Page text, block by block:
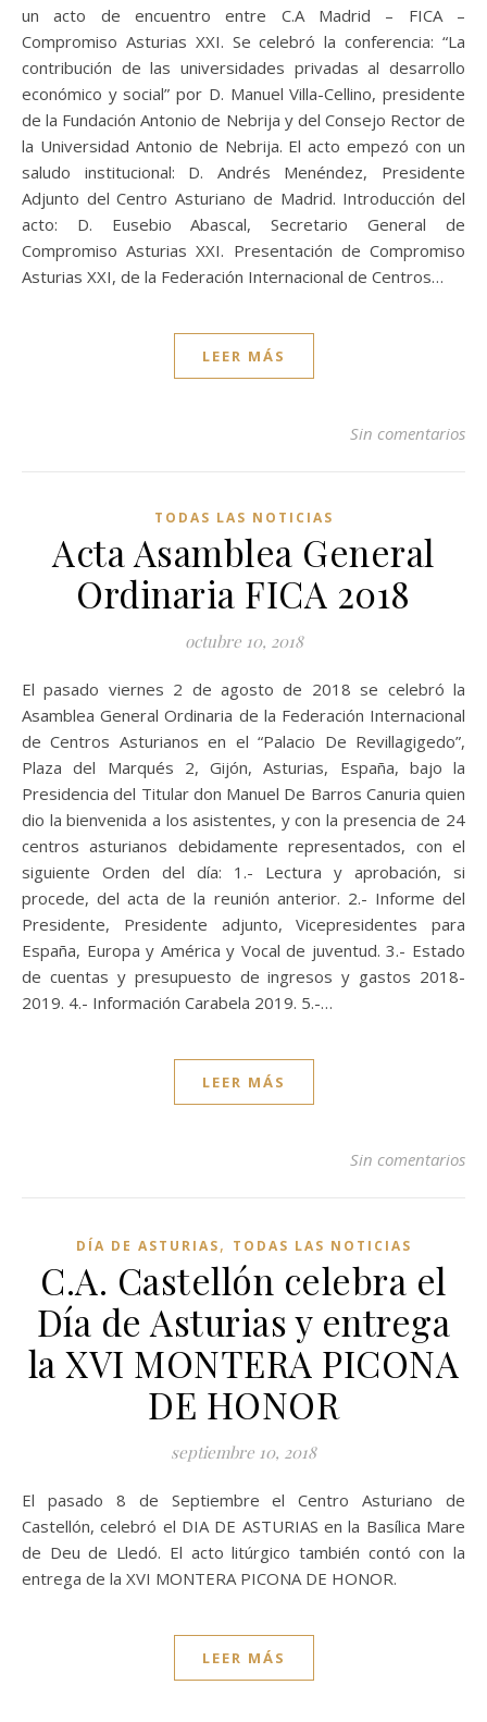
un acto de encuentro entre C.A Madrid – FICA –
Compromiso Asturias XXI. Se celebró la conferencia: “La
contribución de las universidades privadas al desarrollo
económico y social” por D. Manuel Villa-Cellino, presidente
de la Fundación Antonio de Nebrija y del Consejo Rector de
la Universidad Antonio de Nebrija. El acto empezó con un
saludo institucional: D. Andrés Menéndez, Presidente
Adjunto del Centro Asturiano de Madrid. Introducción del
acto: D. Eusebio Abascal, Secretario General de
Compromiso Asturias XXI. Presentación de Compromiso
Asturias XXI, de la Federación Internacional de Centros…
LEER MÁS
Sin comentarios
TODAS LAS NOTICIAS
Acta Asamblea General
Ordinaria FICA 2018
octubre 10, 2018
El pasado viernes 2 de agosto de 2018 se celebró la
Asamblea General Ordinaria de la Federación Internacional
de Centros Asturianos en el “Palacio De Revillagigedo”,
Plaza del Marqués 2, Gijón, Asturias, España, bajo la
Presidencia del Titular don Manuel De Barros Canuria quien
dio la bienvenida a los asistentes, y con la presencia de 24
centros asturianos debidamente representados, con el
siguiente Orden del día: 1.- Lectura y aprobación, si
procede, del acta de la reunión anterior. 2.- Informe del
Presidente, Presidente adjunto, Vicepresidentes para
España, Europa y América y Vocal de juventud. 3.- Estado
de cuentas y presupuesto de ingresos y gastos 2018-
2019. 4.- Información Carabela 2019. 5.-…
LEER MÁS
Sin comentarios
DÍA DE ASTURIAS, TODAS LAS NOTICIAS
C.A. Castellón celebra el
Día de Asturias y entrega
la XVI MONTERA PICONA
DE HONOR
septiembre 10, 2018
El pasado 8 de Septiembre el Centro Asturiano de
Castellón, celebró el DIA DE ASTURIAS en la Basílica Mare
de Deu de Lledó. El acto litúrgico también contó con la
entrega de la XVI MONTERA PICONA DE HONOR.
LEER MÁS